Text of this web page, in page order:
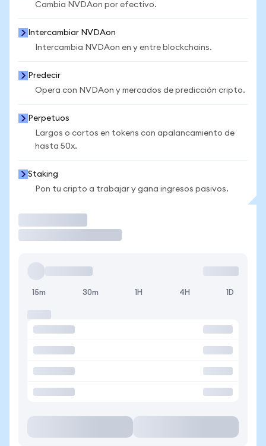
Cambia NVDAon por efectivo.
Intercambiar NVDAon
Intercambia NVDAon en y entre blockchains.
Predecir
Opera con NVDAon y mercados de predicción cripto.
Perpetuos
Largos o cortos en tokens con apalancamiento de
hasta 50x.
Staking
Pon tu cripto a trabajar y gana ingresos pasivos.
15m 30m 1H 4H 1D